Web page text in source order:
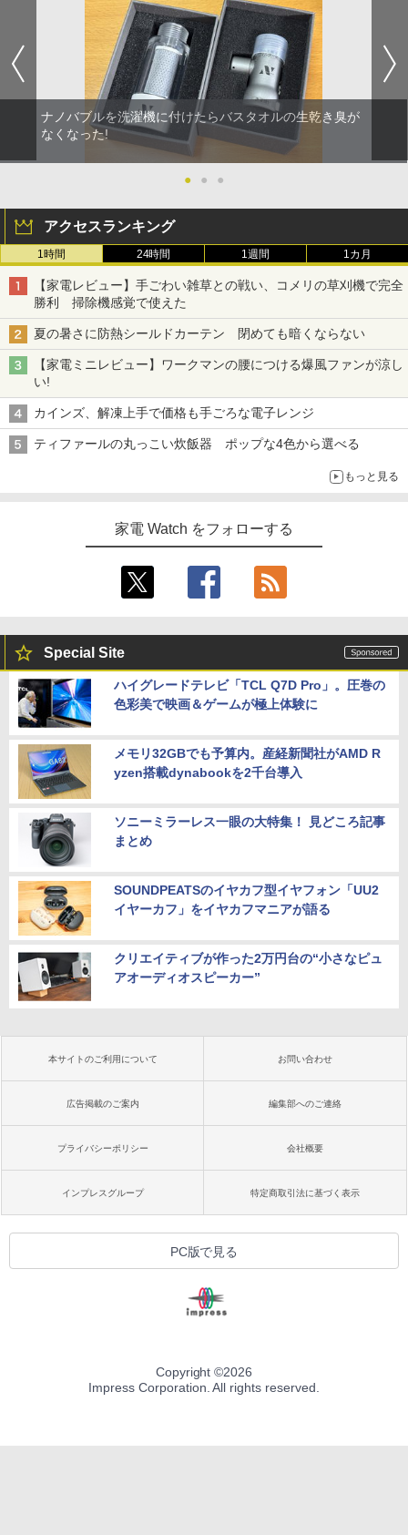
ナノバブルを洗濯機に付けたらバスタオルの生乾き臭が
なくなった!
● ● ●
アクセスランキング
1時間 24時間 1週間 1カ月
【家電レビュー】手ごわい雑草との戦い、コメリの草刈機で完全
勝利 掃除機感覚で使えた
夏の暑さに防熱シールドカーテン 閉めても暗くならない
【家電ミニレビュー】ワークマンの腰につける爆風ファンが涼し
い!
カインズ、解凍上手で価格も手ごろな電子レンジ
ティファールの丸っこい炊飯器 ポップな4色から選べる
もっと見る
家電 Watch をフォローする
Special Site
ハイグレードテレビ「TCL Q7D Pro」。圧巻の
色彩美で映画＆ゲームが極上体験に
メモリ32GBでも予算内。産経新聞社がAMD R
yzen搭載dynabookを2千台導入
ソニーミラーレス一眼の大特集！ 見どころ記事
まとめ
SOUNDPEATSのイヤカフ型イヤフォン「UU2
イヤーカフ」をイヤカフマニアが語る
クリエイティブが作った2万円台の“小さなピュ
アオーディオスピーカー”
本サイトのご利用について お問い合わせ
広告掲載のご案内 編集部へのご連絡
プライバシーポリシー 会社概要
インプレスグループ 特定商取引法に基づく表示
PC版で見る
Copyright ©2026
Impress Corporation. All rights reserved.